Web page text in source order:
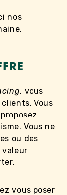
nos
, vous
Vous
Vous ne
ou des
valeur
vous poser